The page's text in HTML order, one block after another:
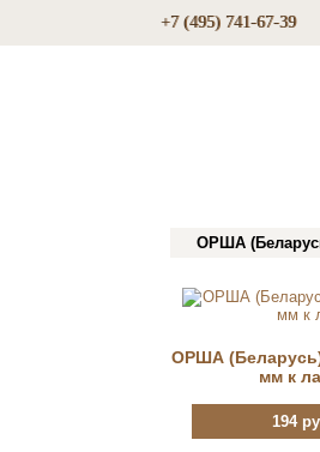
+7 (495) 741-67-39
ОРША
ОРША (Беларусь)
мм к
194